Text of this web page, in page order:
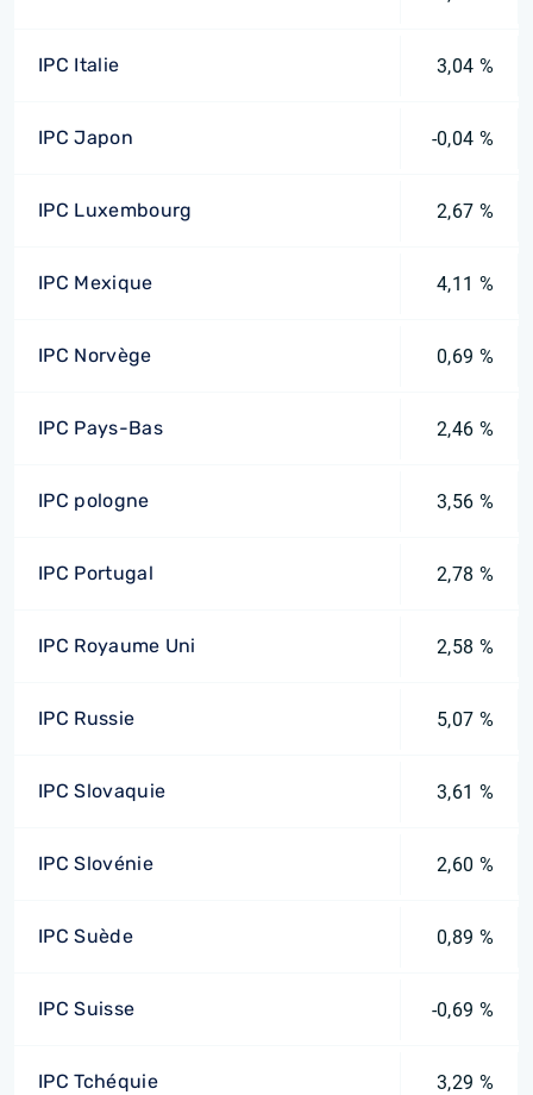
IPC Italie 3,04 %
IPC Japon -0,04 %
IPC Luxembourg 2,67 %
IPC Mexique 4,11 %
IPC Norvège 0,69 %
IPC Pays-Bas 2,46 %
IPC pologne 3,56 %
IPC Portugal 2,78 %
IPC Royaume Uni 2,58 %
IPC Russie 5,07 %
IPC Slovaquie 3,61 %
IPC Slovénie 2,60 %
IPC Suède 0,89 %
IPC Suisse -0,69 %
IPC Tchéquie 3,29 %